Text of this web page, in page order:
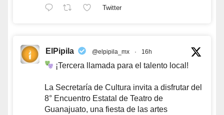
Twitter
ElPipila @elpipila_mx · 16h
¡Tercera llamada para el talento local!
La Secretaría de Cultura invita a disfrutar del
8° Encuentro Estatal de Teatro de
Guanajuato, una fiesta de las artes